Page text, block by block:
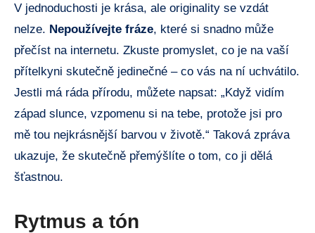
V jednoduchosti je krása, ale originality se vzdát
nelze. Nepoužívejte fráze, které si snadno může
přečíst na internetu. Zkuste promyslet, co je na vaší
přítelkyni skutečně jedinečné – co vás na ní uchvátilo.
Jestli má ráda přírodu, můžete napsat: „Když vidím
západ slunce, vzpomenu si na tebe, protože jsi pro
mě tou nejkrásnější barvou v životě.“ Taková zpráva
ukazuje, že skutečně přemýšlíte o tom, co ji dělá
šťastnou.
Rytmus a tón